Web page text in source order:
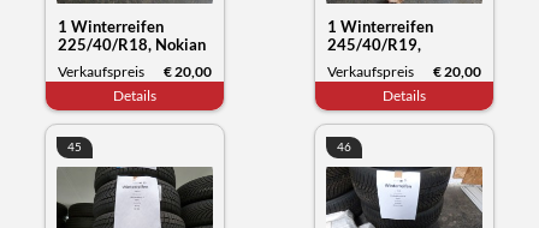
1 Winterreifen
225/40/R18, Nokian
Tyres WR snowproof,
Datum 03/22
Verkaufspreis
€ 20,00
Details
1 Winterreifen
245/40/R19,
Hankook Winter
i*cept, Datum 32/23
Verkaufspreis
€ 20,00
Details
45 46